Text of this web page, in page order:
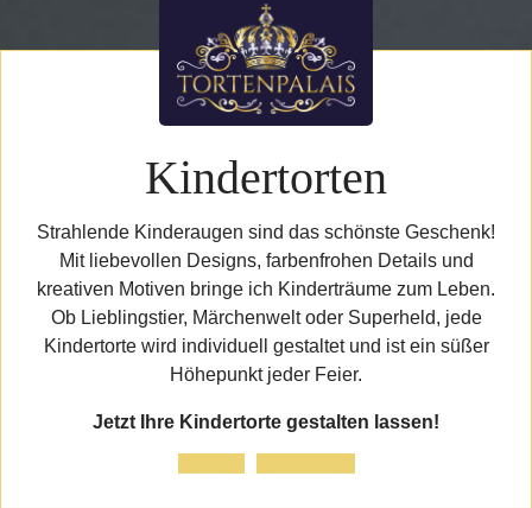
Kindertorten
Strahlende Kinderaugen sind das schönste Geschenk!
Mit liebevollen Designs, farbenfrohen Details und
kreativen Motiven bringe ich Kinderträume zum Leben.
Ob Lieblingstier, Märchenwelt oder Superheld, jede
Kindertorte wird individuell gestaltet und ist ein süßer
Höhepunkt jeder Feier.
Jetzt Ihre Kindertorte gestalten lassen!